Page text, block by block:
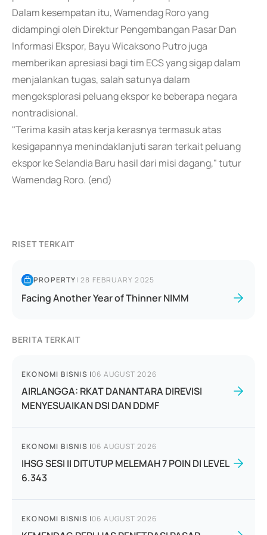
Dalam kesempatan itu, Wamendag Roro yang
didampingi oleh Direktur Pengembangan Pasar Dan
Informasi Ekspor, Bayu Wicaksono Putro juga
memberikan apresiasi bagi tim ECS yang sigap dalam
menjalankan tugas, salah satunya dalam
mengeksplorasi peluang ekspor ke beberapa negara
nontradisional.
"Terima kasih atas kerja kerasnya termasuk atas
kesigapannya menindaklanjuti saran terkait peluang
ekspor ke Selandia Baru hasil dari misi dagang," tutur
Wamendag Roro. (end)
RISET TERKAIT
PROPERTY|28 FEBRUARY 2025
Facing Another Year of Thinner NIMM
BERITA TERKAIT
EKONOMI BISNIS |06 AUGUST 2026
AIRLANGGA: RKAT DANANTARA DIREVISI
MENYESUAIKAN DSI DAN DDMF
EKONOMI BISNIS |06 AUGUST 2026
IHSG SESI II DITUTUP MELEMAH 7 POIN DI LEVEL
6.343
EKONOMI BISNIS |06 AUGUST 2026